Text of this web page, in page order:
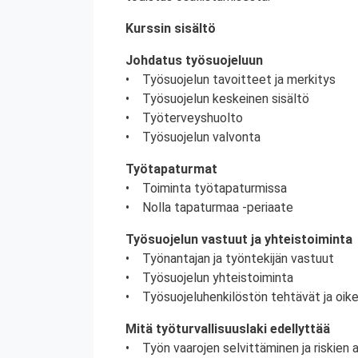
Kurssin sisältö
Johdatus työsuojeluun
• Työsuojelun tavoitteet ja merkitys
• Työsuojelun keskeinen sisältö
• Työterveyshuolto
• Työsuojelun valvonta
Työtapaturmat
• Toiminta työtapaturmissa
• Nolla tapaturmaa -periaate
Työsuojelun vastuut ja yhteistoiminta
• Työnantajan ja työntekijän vastuut
• Työsuojelun yhteistoiminta
• Työsuojeluhenkilöstön tehtävät ja
Mitä työturvallisuuslaki edellyttää
• Työn vaarojen selvittäminen ja riskien